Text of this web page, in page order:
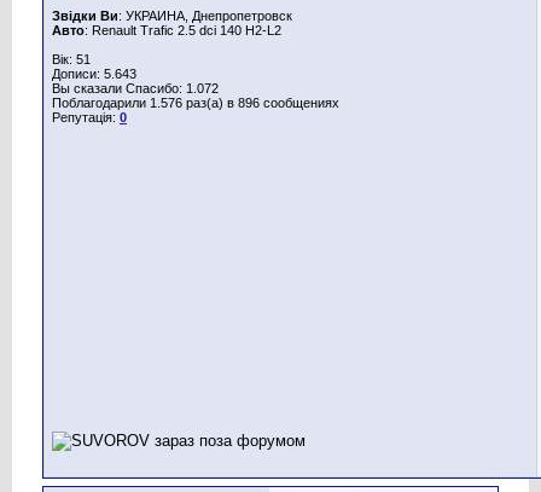
Звідки Ви: УКРАИНА, Днепропетровск
Авто: Renault Trafic 2.5 dci 140 H2-L2
Вік: 51
Дописи: 5.643
Вы сказали Спасибо: 1.072
Поблагодарили 1.576 раз(а) в 896 сообщениях
Репутація: 0